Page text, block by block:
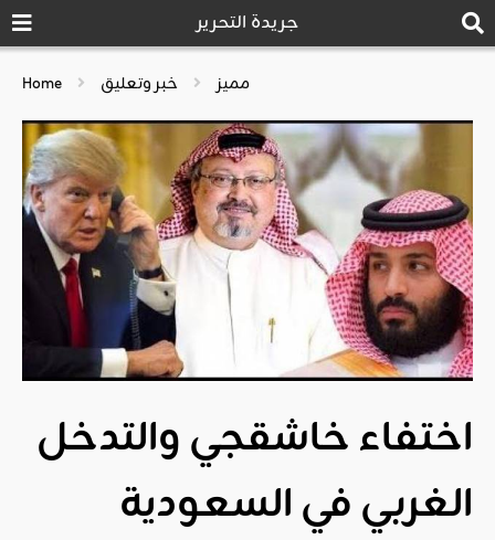
جريدة التحرير
Home مميز خبر وتعليق
اختفاء خاشقجي والتدخل
الغربي في السعودية